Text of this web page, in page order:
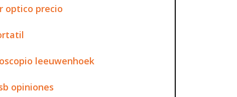
optico precio
leeuwenhoek
opiniones